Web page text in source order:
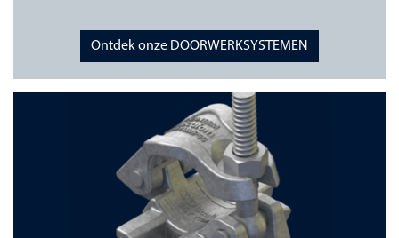
Ontdek onze DOORWERKSYSTEMEN